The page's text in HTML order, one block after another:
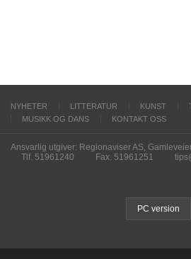
NYHETER LITTERATUR KUNST
MUSIKK OG DANS
KONTAKT OSS
Ansvarlig utgiver: Regionaviser AS,
Tlf. 51961240
Fax. 51961251
PC version